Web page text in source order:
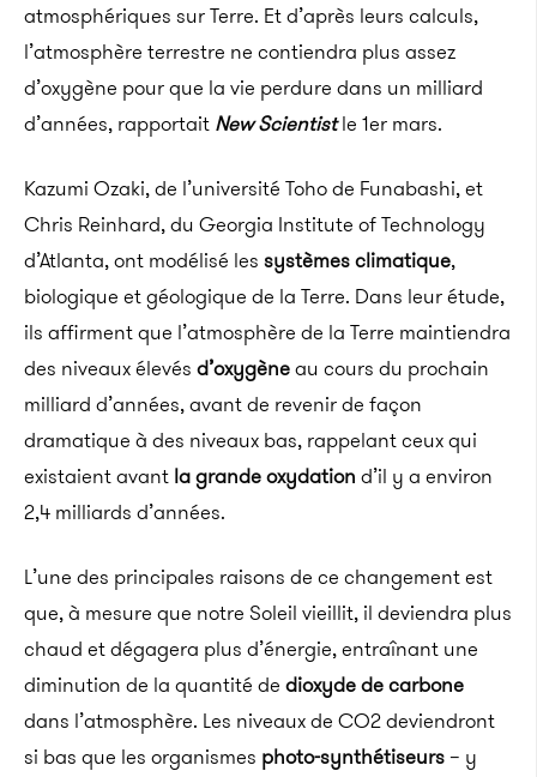
atmosphériques sur Terre. Et d’après leurs calculs,
l’atmosphère terrestre ne contiendra plus assez
d’oxygène pour que la vie perdure dans un milliard
d’années, rapportait New Scientistle 1er mars.
Kazumi Ozaki, de l’université Toho de Funabashi, et
Chris Reinhard, du Georgia Institute of Technology
d’Atlanta, ont modélisé les systèmes climatique,
biologique et géologique de la Terre. Dans leur étude,
ils affirment que l’atmosphère de la Terre maintiendra
des niveaux élevés d’oxygèneau cours du prochain
milliard d’années, avant de revenir de façon
dramatique à des niveaux bas, rappelant ceux qui
existaient avant la grande oxydation d’il y a environ
2,4 milliards d’années.
L’une des principales raisons de ce changement est
que, à mesure que notre Soleil vieillit, il deviendra plus
chaud et dégagera plus d’énergie, entraînant une
diminution de la quantité de dioxyde de carbone
dans l’atmosphère. Les niveaux de CO2 deviendront
si bas que les organismes photo-synthétiseurs– y